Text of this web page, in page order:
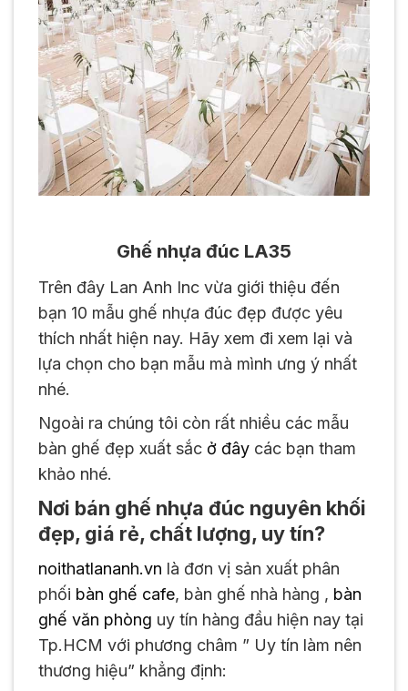
Ghế nhựa đúc LA35
Trên đây Lan Anh Inc vừa giới thiệu đến
bạn 10 mẫu ghế nhựa đúc đẹp được yêu
thích nhất hiện nay. Hãy xem đi xem lại và
lựa chọn cho bạn mẫu mà mình ưng ý nhất
nhé.
Ngoài ra chúng tôi còn rất nhiều các mẫu
bàn ghế đẹp xuất sắc ở đây các bạn tham
khảo nhé.
Nơi bán ghế nhựa đúc nguyên khối
đẹp, giá rẻ, chất lượng, uy tín?
noithatlananh.vn là đơn vị sản xuất phân
phối bàn ghế cafe, bàn ghế nhà hàng , bàn
ghế văn phòng uy tín hàng đầu hiện nay tại
Tp.HCM với phương châm ” Uy tín làm nên
thương hiệu” khẳng định: